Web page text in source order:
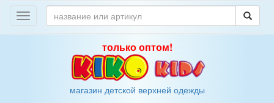
только оптом!
магазин детской верхней одежды